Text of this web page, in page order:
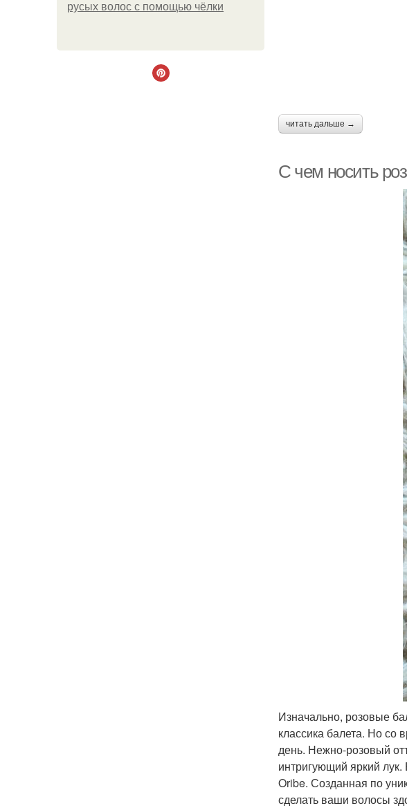
русых волос с помощью чёлки
читать дальше →
С чем носить
Изначально, розовые
классика балета. Но со
день. Нежно-розовый
интригующий яркий
Oribe. Созданная по
сделать ваши волосы